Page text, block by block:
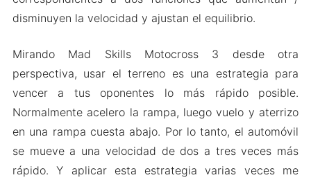
disminuyen la velocidad y ajustan el equilibrio.
Mirando Mad Skills Motocross 3 desde otra
perspectiva, usar el terreno es una estrategia para
vencer a tus oponentes lo más rápido posible.
Normalmente acelero la rampa, luego vuelo y aterrizo
en una rampa cuesta abajo. Por lo tanto, el automóvil
se mueve a una velocidad de dos a tres veces más
rápido. Y aplicar esta estrategia varias veces me